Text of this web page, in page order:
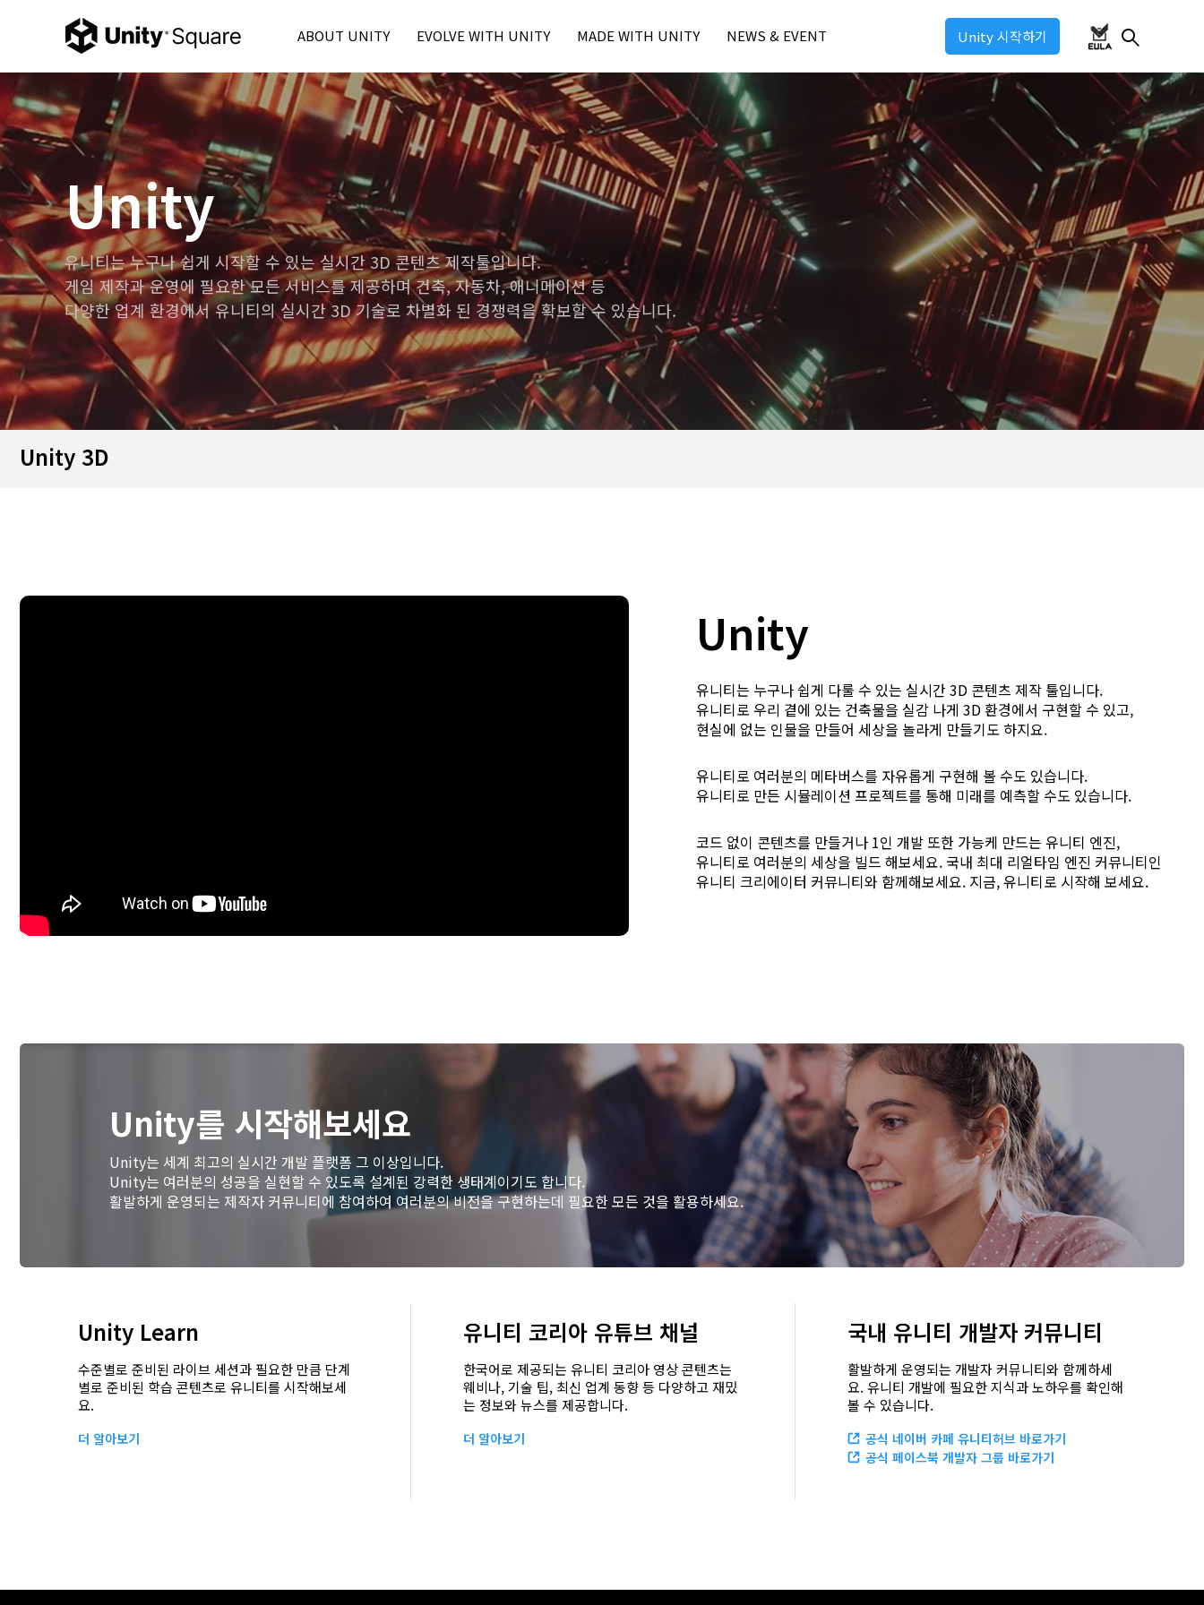
ABOUT UNITY
Unity Korea
Unity 6
Product
Consulting
Partner
FAQ
EVOLVE WITH UNITY
Unity Learn
Unity Blog
Unity Resource
MADE WITH UNITY
MWU Case
Unity Award
NEWS & EVENT
Press
Unity Event
- Unite Seoul 2026
- Unite Seoul 2025
- U Day Seoul: Industry 2025
- U Day Seoul: Game
Unity 시작하기
Unity
유니티는 누구나 쉽게 시작할 수 있는 실시간 3D 콘텐츠 제작툴입니다.
게임 제작과 운영에 필요한 모든 서비스를 제공하며 건축, 자동차, 애니메이션 등
다양한 업계 환경에서 유니티의 실시간 3D 기술로 차별화 된 경쟁력을 확보할 수 있습니다.
Unity 3D
Unity
유니티는 누구나 쉽게 다룰 수 있는 실시간 3D 콘텐츠 제작 툴입니다.
유니티로 우리 곁에 있는 건축물을 실감 나게 3D 환경에서 구현할 수 있고,
현실에 없는 인물을 만들어 세상을 놀라게 만들기도 하지요.
유니티로 여러분의 메타버스를 자유롭게 구현해 볼 수도 있습니다.
유니티로 만든 시뮬레이션 프로젝트를 통해 미래를 예측할 수도 있습니다.
코드 없이 콘텐츠를 만들거나 1인 개발 또한 가능케 만드는 유니티 엔진,
유니티로 여러분의 세상을 빌드 해보세요. 국내 최대 리얼타임 엔진 커뮤니티인
유니티 크리에이터 커뮤니티와 함께해보세요. 지금, 유니티로 시작해 보세요.
Unity를 시작해보세요
Unity는 세계 최고의 실시간 개발 플랫폼 그 이상입니다.
Unity는 여러분의 성공을 실현할 수 있도록 설계된 강력한 생태계이기도 합니다.
활발하게 운영되는 제작자 커뮤니티에 참여하여 여러분의 비전을 구현하는데 필요한 모든 것을 활용하세요.
Unity Learn
수준별로 준비된 라이브 세션과 필요한 만큼 단계
별로 준비된 학습 콘텐츠로 유니티를 시작해보세
요.
더 알아보기
유니티 코리아 유튜브 채널
한국어로 제공되는 유니티 코리아 영상 콘텐츠는
웨비나, 기술 팁, 최신 업계 동향 등 다양하고 재밌
는 정보와 뉴스를 제공합니다.
더 알아보기
국내 유니티 개발자 커뮤니티
활발하게 운영되는 개발자 커뮤니티와 함께하세
요. 유니티 개발에 필요한 지식과 노하우를 확인해
볼 수 있습니다.
공식 네이버 카페 유니티허브 바로가기
공식 페이스북 개발자 그룹 바로가기